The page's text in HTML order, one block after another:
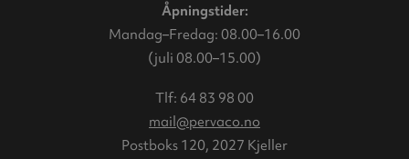
Åpningstider:
Mandag–Fredag: 08.00–16.00
(juli 08.00–15.00)
Tlf: 64 83 98 00
mail@pervaco.no
Postboks 120, 2027 Kjeller